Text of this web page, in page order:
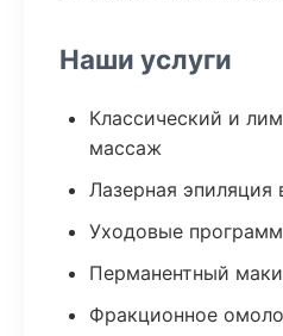
Наши услуги
Классический и
массаж
Лазерная эпиляция
Уходовые
Перманентный
Фракционное